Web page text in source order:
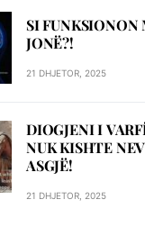
SI FUNKSIONON
JONË?!
21 DHJETOR, 2025
DIOGJENI I
NUK KISHTE
ASGJË!
21 DHJETOR, 2025